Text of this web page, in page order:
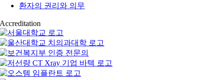
환자의 권리와 의무
Accreditation